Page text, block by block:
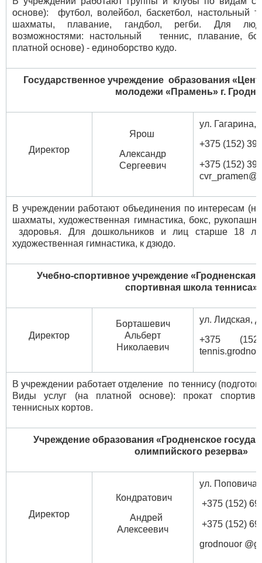
основе): футбол, волейбол, баскетбол, настольный
шахматы, плавание, гандбол, регби. Для
возможностями: настольный теннис, плавание,
платной основе) - единоборство кудо.
Государственное учреждение образования
молодежи «Прамень» г.
Директор
Ярош
Александр
Сергеевич
ул. Гагарина,
+375 (152) 39
+375 (152) 39
В учреждении работают объединения по интересам
шахматы, художественная гимнастика, бокс,
здоровья. Для дошкольников и лиц старше 18
художественная гимнастика, к дзюдо.
Учебно-спортивное учреждение «Гродненская
спортивная школа тенниса»
Директор
Борташевич
Альберт
Николаевич
ул.
+375
В учреждении работает отделение по теннису
Виды услуг (на платной основе): прокат
теннисных кортов.
Учреждение образования «Гродненское
олимпийского резерва»
Директор
Кондратович
Андрей
Алексеевич
ул. Поповича,
+375 (152) 69
+375 (152) 69
grodnouor